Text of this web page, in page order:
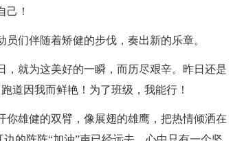
己！
们伴随着矫健的步伐，奏出新的乐章。
就为这美好的一瞬，而历尽艰辛。昨日还是
道因我而鲜艳！为了班级，我能行！
雄健的双臂，像展翅的雄鹰，把热情倾洒在